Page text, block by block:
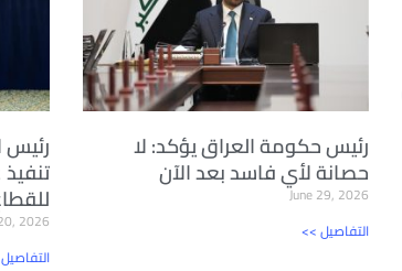
رئيس
2026
<< التفاصيل
رئيس حكومة العراق يؤكد: لا
حصانة لأي فاسد بعد الآن
June 29, 2026
<< التفاصيل